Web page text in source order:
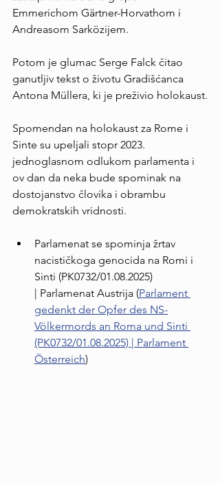
Emmerichom Gärtner-Horvathom i
Andreasom Sarközijem.
Potom je glumac Serge Falck čitao
ganutljiv tekst o životu Gradišćanca
Antona Müllera, ki je preživio holokaust.
Spomendan na holokaust za Rome i
Sinte su upeljali stopr 2023.
jednoglasnom odlukom parlamenta i
ov dan da neka bude spominak na
dostojanstvo človika i obrambu
demokratskih vridnosti.
Parlamenat se spominja žrtav
nacističkoga genocida na Romi i
Sinti (PK0732/01.08.2025)
| Parlamenat Austrija (Parlament
gedenkt der Opfer des NS-
Völkermords an Roma und Sinti
(PK0732/01.08.2025) | Parlament
Österreich)